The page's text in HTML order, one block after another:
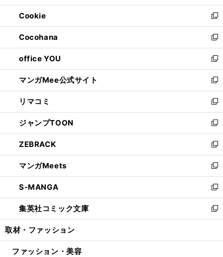
開
く
ウ
で
開
く
ン
ド
ウ
で
開
く
ウ
ィ
ン
ド
ウ
で
開
く
Cookie
新
し
い
ウ
ィ
ン
ド
ウ
で
開
く
Cocohana
新
し
い
ウ
ィ
ン
ド
ウ
で
開
く
office YOU
新
し
い
ウ
ィ
ン
ド
ウ
で
開
く
マンガMee公式サイト
新
し
い
ウ
ィ
ン
ド
ウ
で
開
く
リマコミ
新
し
い
ウ
ィ
ン
ド
ウ
で
開
く
ジャンプTOON
新
し
い
ウ
ィ
ン
ド
ウ
で
開
ZEBRACK
新
し
い
ウ
ィ
ン
ド
ウ
開
マンガMeets
新
し
い
ウ
ィ
ン
ウ
S-MANGA
新
し
い
ウ
ン
集英社コミック文庫
新
し
ウ
取材・ファッション
ファッション・美容